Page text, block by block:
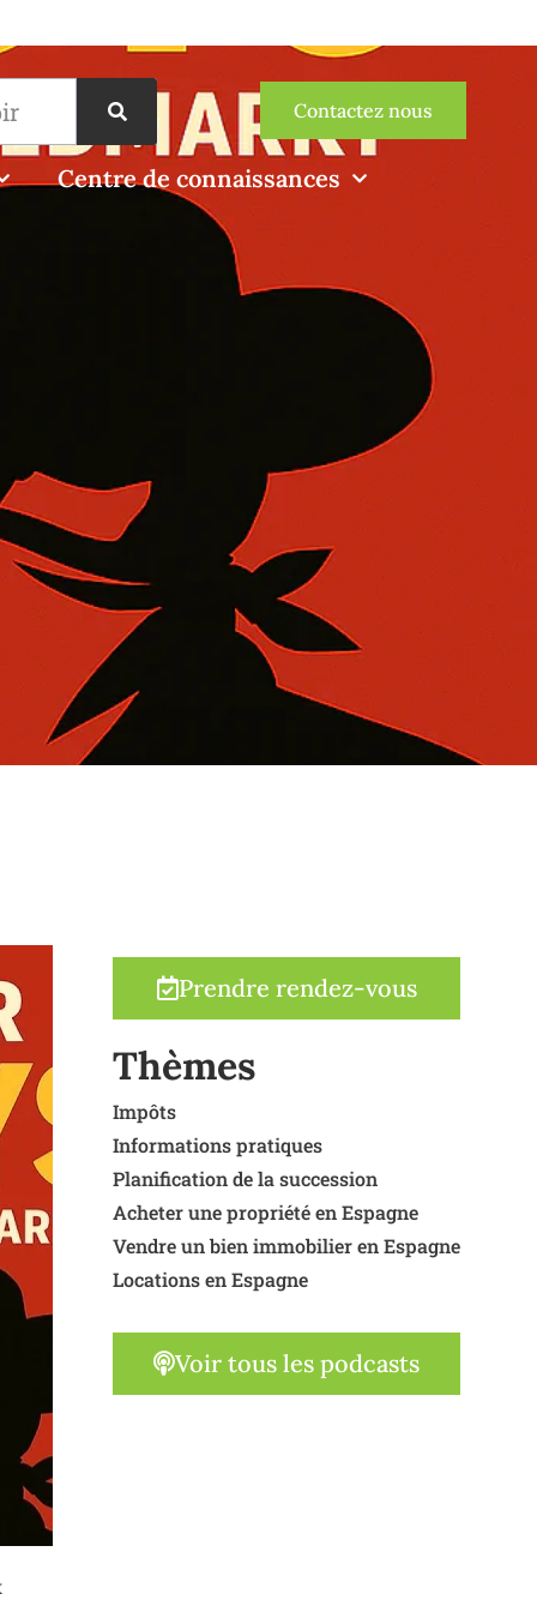
Contactez nous
Centre de connaissances
Prendre rendez-vous
Thèmes
Impôts
Informations pratiques
Planification de la succession
Acheter une propriété en Espagne
Vendre un bien immobilier en Espagne
Locations en Espagne
Voir tous les podcasts